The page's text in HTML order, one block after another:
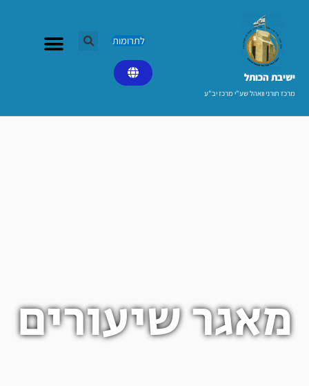
ישיבת הכותל​
מרכז תורני וואהל שע"י מרכז יב"ע
לתרומות
מאגר שיעורים